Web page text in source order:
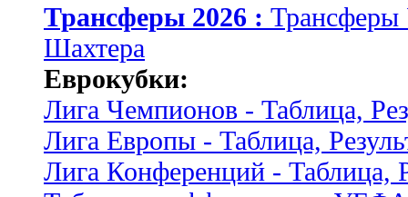
Трансферы 2026 :
Шахтера
Еврокубки:
Лига Чемпионов - Таблица,
Лига Европы - Таблица,
Лига Конференций - Таблица,